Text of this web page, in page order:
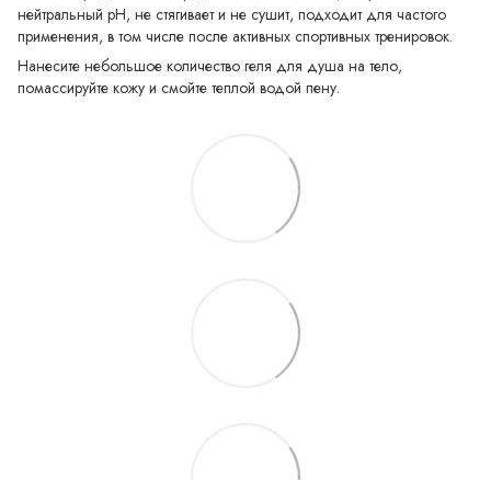
нейтральный pH, не стягивает и не сушит, подходит для частого
применения, в том числе после активных спортивных тренировок.
Нанесите небольшое количество геля для душа на тело,
помассируйте кожу и смойте теплой водой пену.